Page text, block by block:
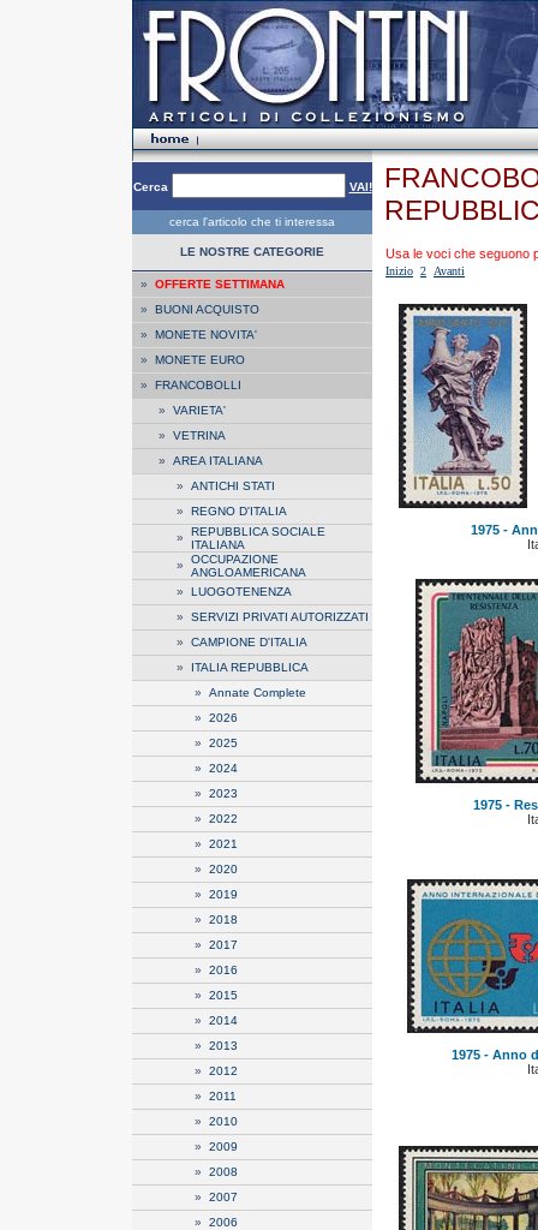
Cerca VAI!
cerca l'articolo che ti interessa
LE NOSTRE CATEGORIE
» OFFERTE SETTIMANA
» BUONI ACQUISTO
» MONETE NOVITA'
» MONETE EURO
» FRANCOBOLLI
» VARIETA'
» VETRINA
» AREA ITALIANA
» ANTICHI STATI
» REGNO D'ITALIA
» REPUBBLICA SOCIALE
ITALIANA
» OCCUPAZIONE
ANGLOAMERICANA
» LUOGOTENENZA
» SERVIZI PRIVATI AUTORIZZATI
» CAMPIONE D'ITALIA
» ITALIA REPUBBLICA
» Annate Complete
» 2026
» 2025
» 2024
» 2023
» 2022
» 2021
» 2020
» 2019
» 2018
» 2017
» 2016
» 2015
» 2014
» 2013
» 2012
» 2011
» 2010
» 2009
» 2008
» 2007
» 2006
Usa le voci che seguono
Inizio 2 Avanti
1975 -
1975 -
1975 - Anno